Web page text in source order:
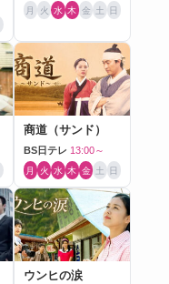
月 火 水 木 金 土 日
商道（サンド）
BS日テレ 13:00～
月 火 水 木 金 土 日
ウンヒの涙